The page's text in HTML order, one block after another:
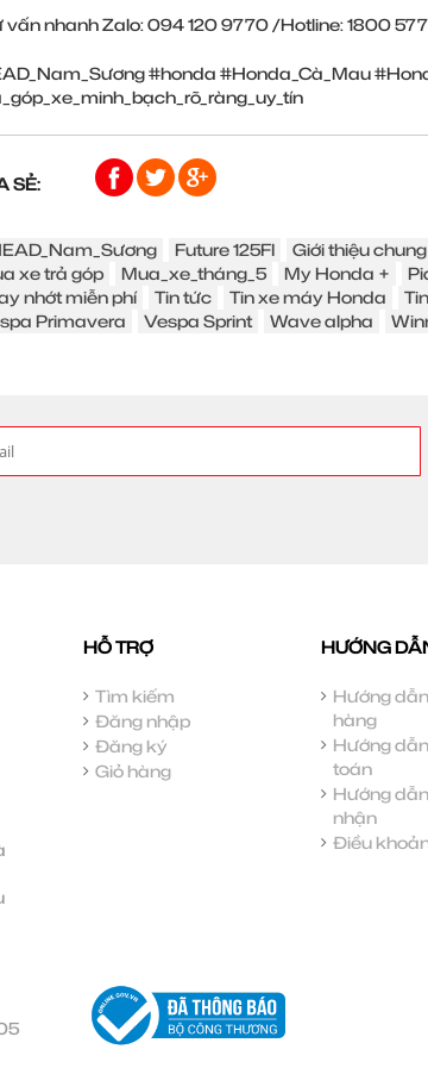
vấn nhanh Zalo: 094 120 9770 /Hotline: 1800
#honda #Honda_Cà_Mau
SẺ:
Future 125FI Giới thiệu chung
xe trả góp
Mua_xe_tháng_5 My Honda +
nhớt miễn phí
Tin tức Tin xe máy Honda
Primavera
Vespa Sprint Wave alpha
HỖ TRỢ
Tìm kiếm
Đăng nhập
Đăng ký
Giỏ hàng
HƯỚNG
Hướng
hàng
Hướng
toán
Hướng
nhận
Điều